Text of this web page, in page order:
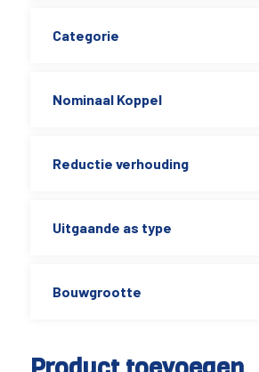
Categorie
Nominaal Koppel
Reductie verhouding
Uitgaande as type
Bouwgrootte